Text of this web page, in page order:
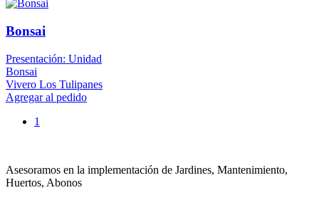
Bonsai
Presentación: Unidad
Bonsai
Vivero Los Tulipanes
Agregar al pedido
1
Asesoramos en la implementación de Jardines, Mantenimiento,
Huertos, Abonos